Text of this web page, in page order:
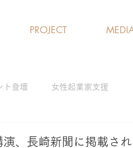
ト登壇 女性起業家支援
、長崎新聞に掲載さ
PROJECT